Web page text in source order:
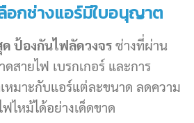
อกช่างแอร์มีใบอนุญาต
องกันไฟลัดวงจร ช่างที่ผ่าน
สายไฟ เบรกเกอร์ และการ
มาะกับแอร์แต่ละขนาด ลดความ
ไหม้ได้อย่างเด็ดขาด